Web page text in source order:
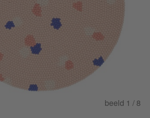
beeld 1 / 8